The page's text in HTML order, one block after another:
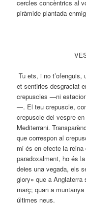
cercles concèntrics al
piràmide plantada
Tu ets, i no
et sentiries desgraciat
crepuscles —ni
—. El teu crepuscle,
crepuscle del vespre
Mediterrani.
que correspon al
mi és en efecte la
paradoxalment, ho és
deies una vegada, els
glory» que a Anglaterra
març; quan a
últimes neus.